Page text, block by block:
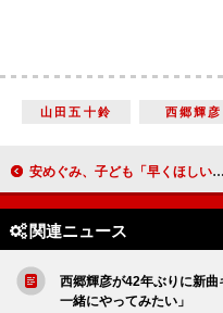
山田五十鈴 西郷輝彦
安めぐみ、子ども「早くほしいな」 「幸せ気分が続いてます」とノロケ連発
関連ニュース
西郷輝彦が42年ぶりに新
一緒にやってみたい」